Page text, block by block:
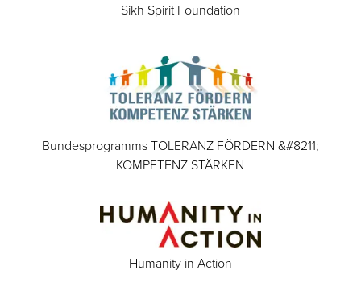
Sikh Spirit Foundation
Bundesprogramms TOLERANZ FÖRDERN &#8211;
KOMPETENZ STÄRKEN
Humanity in Action